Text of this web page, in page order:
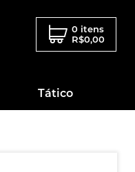
0 itens
R$0,00
Tático